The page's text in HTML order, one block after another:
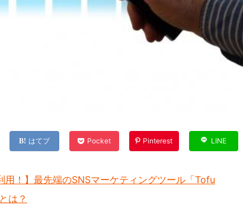
はてブ Pocket Pinterest LINE
用！】最先端のSNSマーケティングツール「Tofu
は？